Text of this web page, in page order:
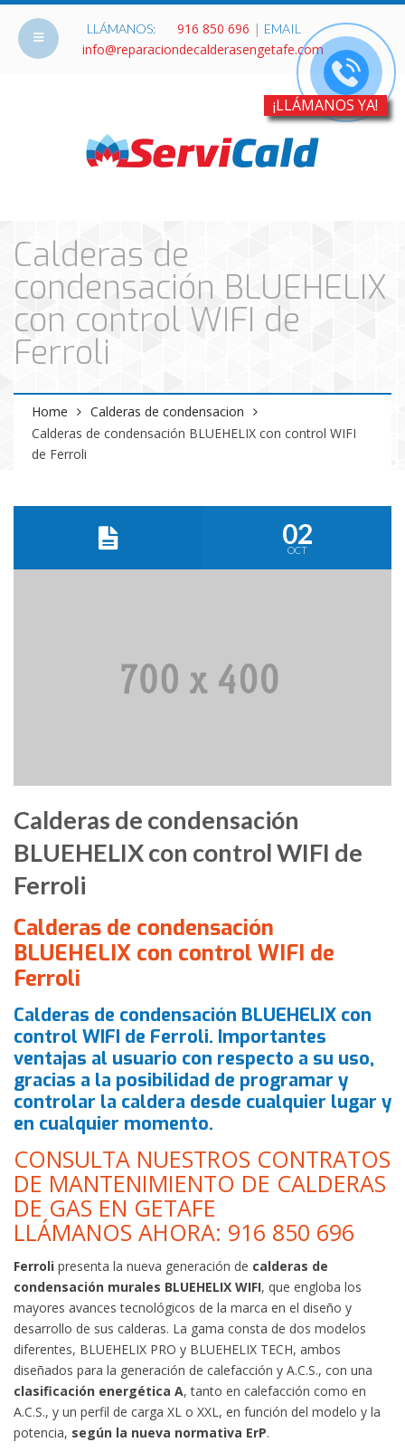
LLÁMANOS: 916 850 696 | EMAIL
info@reparaciondecalderasengetafe.com
Calderas de
condensación BLUEHELIX
con control WIFI de
Ferroli
Home
Calderas de condensacion
Calderas de condensación BLUEHELIX con control WIFI
de Ferroli
02
OCT
Calderas de condensación
BLUEHELIX con control WIFI de
Ferroli
Calderas de condensación
BLUEHELIX con control WIFI de
Ferroli
Calderas de condensación BLUEHELIX con
control WIFI de Ferroli. Importantes
ventajas al usuario con respecto a su uso,
gracias a la posibilidad de programar y
controlar la caldera desde cualquier lugar y
en cualquier momento.
CONSULTA NUESTROS CONTRATOS
DE MANTENIMIENTO DE CALDERAS
DE GAS EN GETAFE
LLÁMANOS AHORA: 916 850 696
Ferroli presenta la nueva generación de calderas de
condensación murales BLUEHELIX WIFI, que engloba los
mayores avances tecnológicos de la marca en el diseño y
desarrollo de sus calderas. La gama consta de dos modelos
diferentes, BLUEHELIX PRO y BLUEHELIX TECH, ambos
diseñados para la generación de calefacción y A.C.S., con una
clasificación energética A, tanto en calefacción como en
A.C.S., y un perfil de carga XL o XXL, en función del modelo y la
potencia, según la nueva normativa ErP.
¡LLÁMANOS YA!